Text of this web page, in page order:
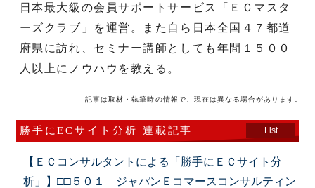
日本最大級の会員サポートサービス「ＥＣマスタ
ーズクラブ」を運営。また自ら日本全国４７都道
府県に訪れ、セミナー講師としても年間１５００
人以上にノウハウを教える。
記事は取材・執筆時の情報で、現在は異なる場合があります。
勝手にECサイト分析 連載記事 List
【ＥＣコンサルタントによる「勝手にＥＣサイト分
析」】□□５０１ ジャパンＥコマースコンサルティン